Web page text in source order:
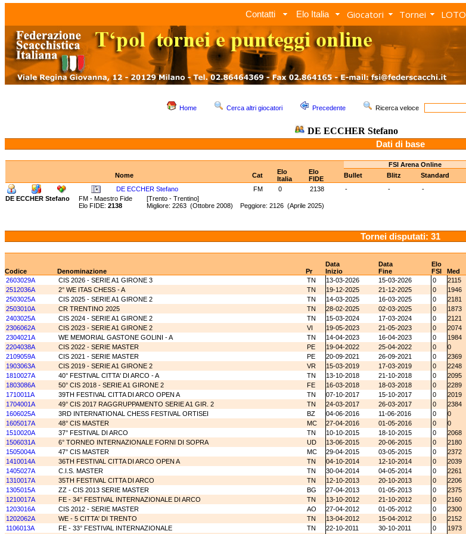
Contatti Elo Italia Giocatori Tornei LOTO
Home Cerca altri giocatori Precedente Ricerca veloce
DE ECCHER Stefano
Dati di base
FSI Arena Online
Nome
Cat
Elo
Italia
Elo
FIDE
Bullet Blitz Standard
DE ECCHER Stefano
FM 0 2138 - - -
DE ECCHER Stefano
FM - Maestro Fide [Trento - Trentino]
Elo FIDE: 2138 Migliore: 2263 (Ottobre 2008) Peggiore: 2126 (Aprile 2025)
Tornei disputati: 31
Data Data Elo
Codice
Denominazione Pr Inizio Fine FSI Med
2603029A
CIS 2026 - SERIE A1 GIRONE 3 TN 13-03-2026 15-03-2026 0 2115
2512036A
2° WE ITAS CHESS - A TN 19-12-2025 21-12-2025 0 1946
2503025A
CIS 2025 - SERIE A1 GIRONE 2 TN 14-03-2025 16-03-2025 0 2181
2503010A
CR TRENTINO 2025 TN 28-02-2025 02-03-2025 0 1873
2403025A
CIS 2024 - SERIE A1 GIRONE 2 TN 15-03-2024 17-03-2024 0 2121
2306062A
CIS 2023 - SERIE A1 GIRONE 2 VI 19-05-2023 21-05-2023 0 2074
2304021A
WE MEMORIAL GASTONE GOLINI - A TN 14-04-2023 16-04-2023 0 1984
2204038A
CIS 2022 - SERIE MASTER PE 19-04-2022 25-04-2022 0 0
2109059A
CIS 2021 - SERIE MASTER PE 20-09-2021 26-09-2021 0 2369
1903063A
CIS 2019 - SERIE A1 GIRONE 2 VR 15-03-2019 17-03-2019 0 2248
1810027A
40° FESTIVAL CITTA' DI ARCO - A TN 13-10-2018 21-10-2018 0 2095
1803086A
50° CIS 2018 - SERIE A1 GIRONE 2 FE 16-03-2018 18-03-2018 0 2289
1710011A
39TH FESTIVAL CITTA DI ARCO OPEN A TN 07-10-2017 15-10-2017 0 2019
1704001A
49° CIS 2017 RAGGRUPPAMENTO SERIE A1 GIR. 2 TN 24-03-2017 26-03-2017 0 2384
1606025A
3RD INTERNATIONAL CHESS FESTIVAL ORTISEI BZ 04-06-2016 11-06-2016 0 0
1605017A
48° CIS MASTER MC 27-04-2016 01-05-2016 0 0
1510020A
37° FESTIVAL DI ARCO TN 10-10-2015 18-10-2015 0 2068
1506031A
6° TORNEO INTERNAZIONALE FORNI DI SOPRA UD 13-06-2015 20-06-2015 0 2180
1505004A
47° CIS MASTER MC 29-04-2015 03-05-2015 0 2372
1410014A
36TH FESTIVAL CITTA DI ARCO OPEN A TN 04-10-2014 12-10-2014 0 2039
1405027A
C.I.S. MASTER TN 30-04-2014 04-05-2014 0 2261
1310017A
35TH FESTIVAL CITTA DI ARCO TN 12-10-2013 20-10-2013 0 2206
1305015A
ZZ - CIS 2013 SERIE MASTER BG 27-04-2013 01-05-2013 0 2375
1210017A
FE - 34° FESTIVAL INTERNAZIONALE DI ARCO TN 13-10-2012 21-10-2012 0 2160
1203016A
CIS 2012 - SERIE MASTER AO 27-04-2012 01-05-2012 0 2300
1202062A
WE - 5 CITTA' DI TRENTO TN 13-04-2012 15-04-2012 0 2152
1106013A
FE - 33° FESTIVAL INTERNAZIONALE TN 22-10-2011 30-10-2011 0 1973